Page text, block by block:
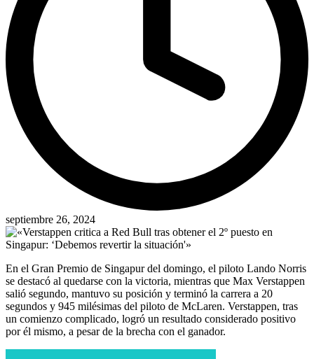
septiembre 26, 2024
En el Gran Premio de Singapur del domingo, el piloto Lando Norris
se destacó al quedarse con la victoria, mientras que Max Verstappen
salió segundo, mantuvo su posición y terminó la carrera a 20
segundos y 945 milésimas del piloto de McLaren. Verstappen, tras
un comienzo complicado, logró un resultado considerado positivo
por él mismo, a pesar de la brecha con el ganador.